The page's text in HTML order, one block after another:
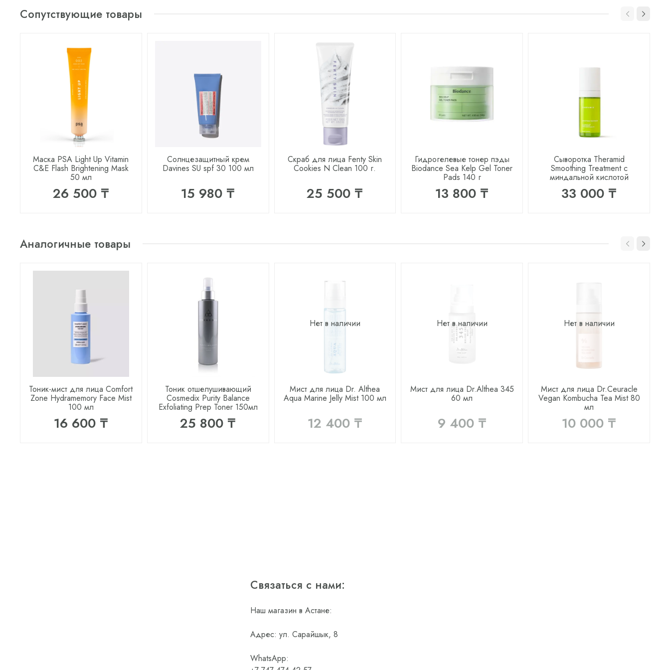
Сопутствующие товары
Маска PSA Light Up Vitamin
C&E Flash Brightening Mask
50 мл
26 500 ₸
Солнцезащитный крем
Davines SU spf 30 100 мл
15 980 ₸
Скраб для лица Fenty Skin
Cookies N Clean 100 г.
25 500 ₸
Гидрогелевые тонер пэды
Biodance Sea Kelp Gel Toner
Pads 140 г
13 800 ₸
Сыворотка Theramid
Smoothing Treatment с
миндальной кислотой
33 000 ₸
Аналогичные товары
Тоник-мист для лица Comfort
Zone Hydramemory Face Mist
100 мл
16 600 ₸
Тоник отшелушивающий
Cosmedix Purity Balance
Exfoliating Prep Toner 150мл
25 800 ₸
Нет в наличии
Мист для лица Dr. Althea
Aqua Marine Jelly Mist 100 мл
12 400 ₸
Нет в наличии
Мист для лица Dr.Althea 345
60 мл
9 400 ₸
Нет в наличии
Мист для лица Dr.Ceuracle
Vegan Kombucha Tea Mist 80
мл
10 000 ₸
Связаться с нами:
Наш магазин в Астане:
Адрес: ул. Сарайшык, 8
WhatsApp: